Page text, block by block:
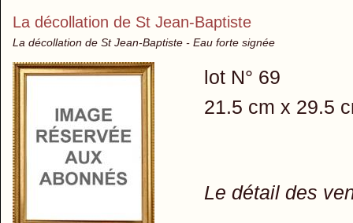
La décollation de St Jean-Baptiste
La décollation de St Jean-Baptiste - Eau forte signée
lot N° 69
21.5 cm x 29.5
Le détail des